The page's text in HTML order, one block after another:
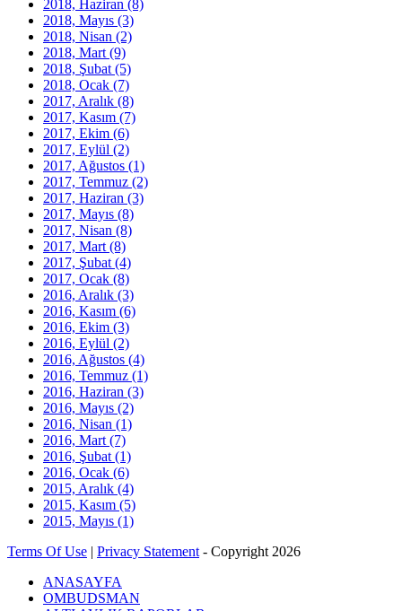
2018, Haziran (8)
2018, Mayıs (3)
2018, Nisan (2)
2018, Mart (9)
2018, Şubat (5)
2018, Ocak (7)
2017, Aralık (8)
2017, Kasım (7)
2017, Ekim (6)
2017, Eylül (2)
2017, Ağustos (1)
2017, Temmuz (2)
2017, Haziran (3)
2017, Mayıs (8)
2017, Nisan (8)
2017, Mart (8)
2017, Şubat (4)
2017, Ocak (8)
2016, Aralık (3)
2016, Kasım (6)
2016, Ekim (3)
2016, Eylül (2)
2016, Ağustos (4)
2016, Temmuz (1)
2016, Haziran (3)
2016, Mayıs (2)
2016, Nisan (1)
2016, Mart (7)
2016, Şubat (1)
2016, Ocak (6)
2015, Aralık (4)
2015, Kasım (5)
2015, Mayıs (1)
Terms Of Use | Privacy Statement - Copyright 2026
ANASAYFA
OMBUDSMAN